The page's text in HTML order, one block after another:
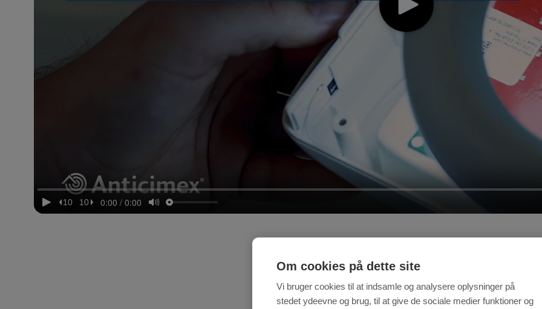
Om cookies på dette site
Vi bruger cookies til at indsamle og analysere oplysninger på
stedet ydeevne og brug, til at give de sociale medier funktioner og